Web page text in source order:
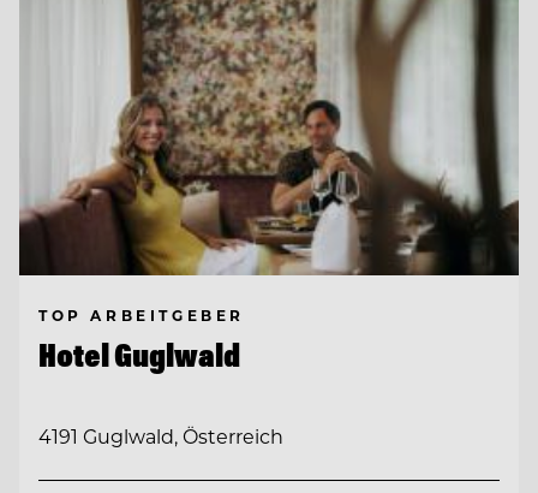
TOP ARBEITGEBER
Hotel Guglwald
4191 Guglwald, Österreich